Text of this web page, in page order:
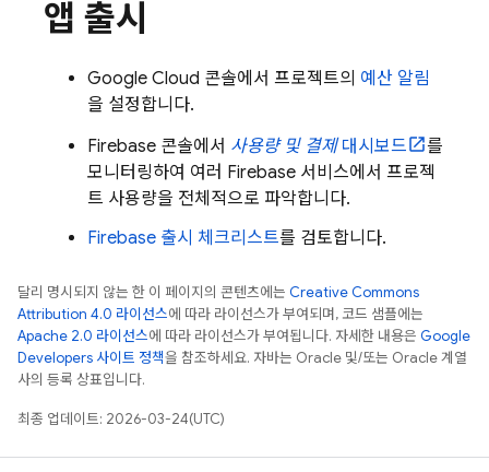
앱 출시
Google Cloud 콘솔에서 프로젝트의 예산 알림
을 설정합니다.
Firebase 콘솔에서 사용량 및 결제대시보드
를
모니터링하여 여러 Firebase 서비스에서 프로젝
트 사용량을 전체적으로 파악합니다.
Firebase 출시 체크리스트를 검토합니다.
달리 명시되지 않는 한 이 페이지의 콘텐츠에는 Creative Commons
Attribution 4.0 라이선스에 따라 라이선스가 부여되며, 코드 샘플에는
Apache 2.0 라이선스에 따라 라이선스가 부여됩니다. 자세한 내용은 Google
Developers 사이트 정책을 참조하세요. 자바는 Oracle 및/또는 Oracle 계열
사의 등록 상표입니다.
최종 업데이트: 2026-03-24(UTC)